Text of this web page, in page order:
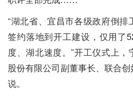
“湖北省、宜昌市各级政府倒排
签约落地到开工建设，仅用了
度、湖北速度。”开工仪式上
股份有限公司副董事长、联合
说。